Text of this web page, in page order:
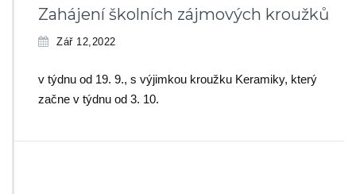
Zahájení školních zájmových kroužků
Zář 12,2022
v týdnu od 19. 9., s výjimkou kroužku Keramiky, který
začne v týdnu od 3. 10.